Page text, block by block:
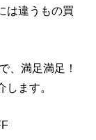
は違うもの買
、満足満足！
ます。